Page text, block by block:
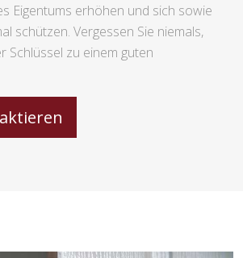
Eigentums erhöhen und sich sowie
schützen. Vergessen Sie niemals,
Schlüssel zu einem guten